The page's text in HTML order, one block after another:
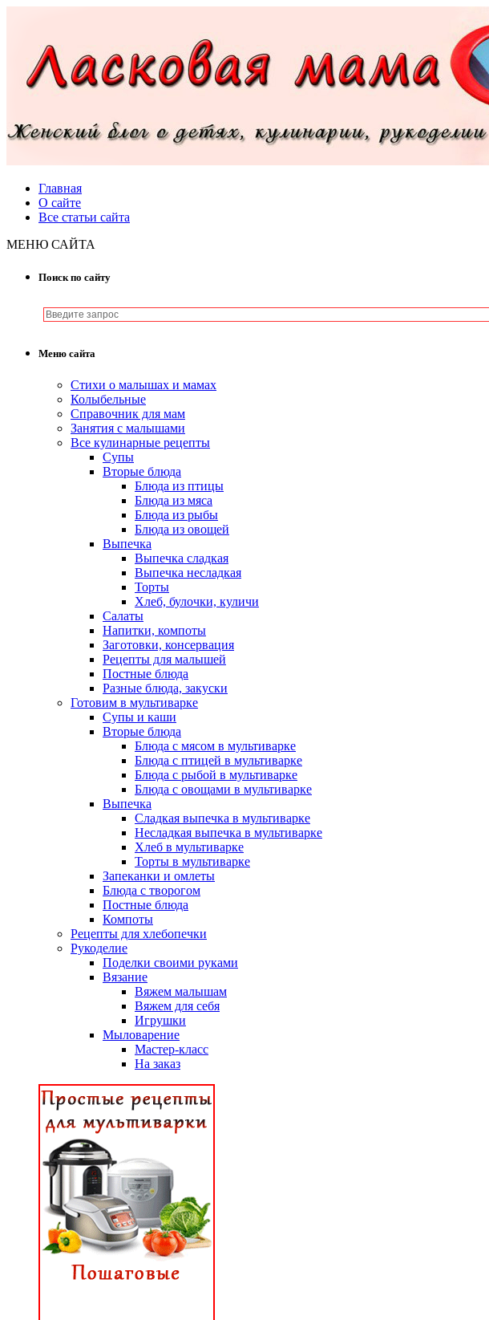
Главная
О сайте
Все статьи сайта
МЕНЮ САЙТА
Поиск по сайту
Меню сайта
Стихи о малышах и мамах
Колыбельные
Справочник для мам
Занятия с малышами
Все кулинарные рецепты
Супы
Вторые блюда
Блюда из птицы
Блюда из мяса
Блюда из рыбы
Блюда из овощей
Выпечка
Выпечка сладкая
Выпечка несладкая
Торты
Хлеб, булочки, куличи
Салаты
Напитки, компоты
Заготовки, консервация
Рецепты для малышей
Постные блюда
Разные блюда, закуски
Готовим в мультиварке
Супы и каши
Вторые блюда
Блюда с мясом в мультиварке
Блюда с птицей в мультиварке
Блюда с рыбой в мультиварке
Блюда с овощами в мультиварке
Выпечка
Сладкая выпечка в мультиварке
Несладкая выпечка в мультиварке
Хлеб в мультиварке
Торты в мультиварке
Запеканки и омлеты
Блюда с творогом
Постные блюда
Компоты
Рецепты для хлебопечки
Рукоделие
Поделки своими руками
Вязание
Вяжем малышам
Вяжем для себя
Игрушки
Мыловарение
Мастер-класс
На заказ